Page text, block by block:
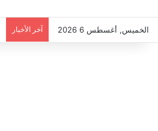
الخميس, أغسطس 6 2026 آخر الأخبار